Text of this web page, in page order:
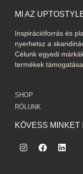
MI AZ
Inspirációforrás és
nyerhetsz a
Célunk egyedi
termékek támogatása.
SHOP
RÓLUNK
KÖVESS MINKET